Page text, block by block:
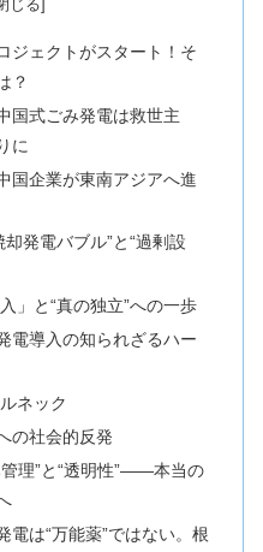
ジェクトがスタート！そ
？
式ごみ発電は救世主
に
国企業が東南アジアへ進
発電バブル”と“過剰設
」と“真の独立”への一歩
導入の知られざるハー
ネック
の社会的反発
理”と“透明性”――本当の
電は“万能薬”ではない。根